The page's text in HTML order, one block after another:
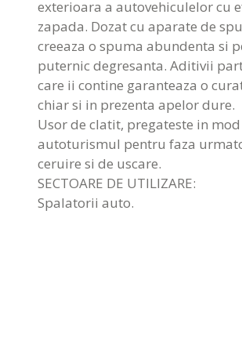
exterioara a autovehiculelor cu
zapada. Dozat cu aparate de
creeaza o spuma abundenta si
puternic degresanta. Aditivii
care ii contine garanteaza o
chiar si in prezenta apelor dure.
Usor de clatit, pregateste in
autoturismul pentru faza
ceruire si de uscare.
SECTOARE DE UTILIZARE:
Spalatorii auto.